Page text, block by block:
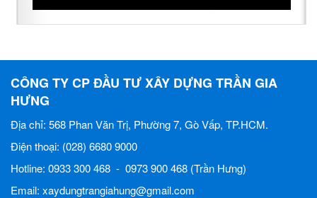
CÔNG TY CP ĐẦU TƯ XÂY DỰNG TRẦN GIA
HƯNG
Địa chỉ: 568 Phan Văn Trị, Phường 7, Gò Vấp, TP.HCM.
Điện thoại: (028) 6680 9000
Hotline: 0933 300 468 - 0973 900 468 (Trần Hưng)
Email: xaydungtrangiahung@gmail.com